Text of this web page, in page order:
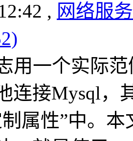
, 网络服务
一个实际范
连接Mysql，
属性”中。